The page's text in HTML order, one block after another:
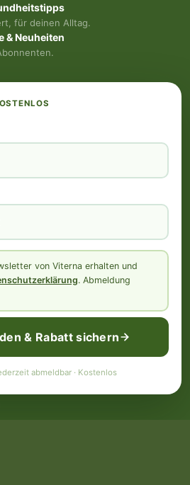
für deinen Alltag.
& Neuheiten
von Viterna erhalten und
. Abmeldung
& Rabatt sichern
abmeldbar · Kostenlos